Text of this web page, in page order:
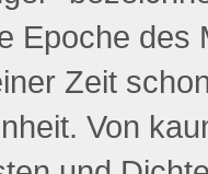
Epoche des
Zeit
Von